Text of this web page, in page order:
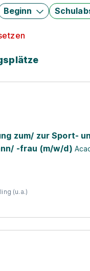
Beginn
zum/ zur Sport-
-frau (m/w/d)
(u.a.)